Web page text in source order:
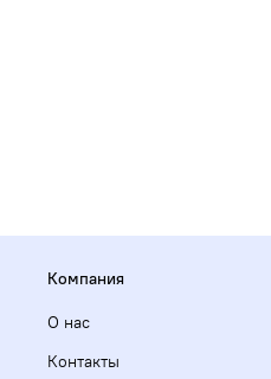
Компания
О нас
Контакты